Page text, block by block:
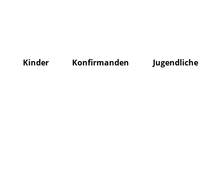
Kinder Konfirmanden Jugendliche